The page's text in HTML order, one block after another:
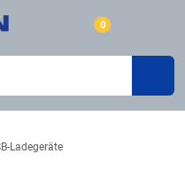
0
Ladegeräte